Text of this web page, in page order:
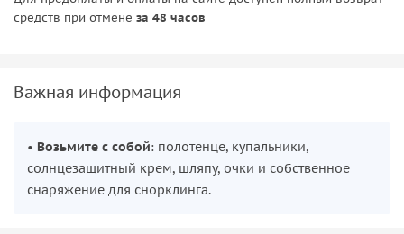
Строительство отелей в этой местности запрещено из-за
побережье, но и на Анталийском.
организатора.
средств при отмене за 48 часов
Важная информация
• Возьмите с собой: полотенце, купальники,
солнцезащитный крем, шляпу, очки и собственное
снаряжение для снорклинга.